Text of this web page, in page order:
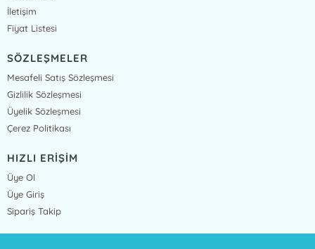
İletişim
Fiyat Listesi
SÖZLEŞMELER
Mesafeli Satış Sözleşmesi
Gizlilik Sözleşmesi
Üyelik Sözleşmesi
Çerez Politikası
HIZLI ERİŞİM
Üye Ol
Üye Giriş
Sipariş Takip